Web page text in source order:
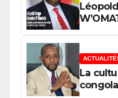
sociaux
le jury
La